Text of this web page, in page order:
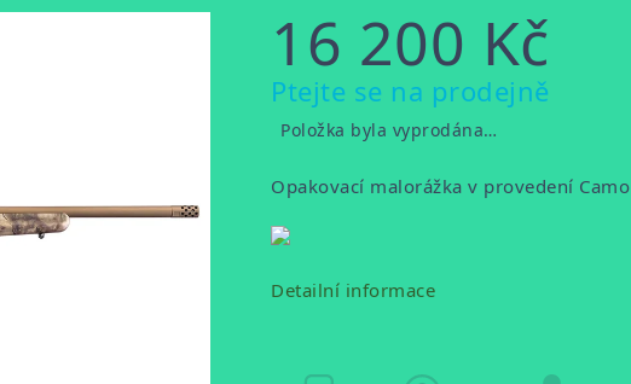
16 200 Kč
Měrná
cena:
Ptejte se na prodejně
Položka byla vyprodána…
Opakovací malorážka v provedení Camo
Detailní informace